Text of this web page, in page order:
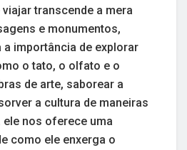
transcende a mera
e monumentos,
a importância de explorar
o tato, o olfato e o
de arte, saborear a
a cultura de maneiras
ele nos oferece uma
como ele enxerga o